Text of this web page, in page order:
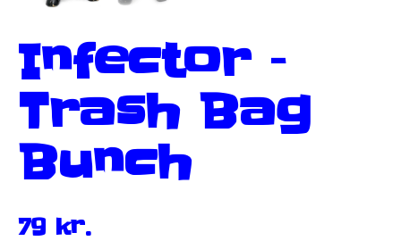
Infector –
Trash Bag
Bunch
79 kr.